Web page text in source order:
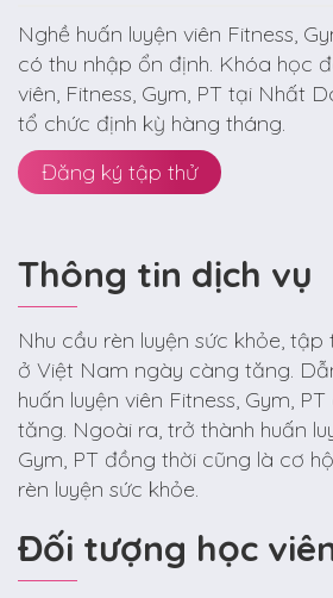
Nghề huấn luyện viên Fitness,
có thu nhập ổn định. Khóa học
viên, Fitness, Gym, PT tại Nhất
tổ chức định kỳ hàng tháng.
Đăng ký tập thử
Thông tin dịch vụ
Nhu cầu rèn luyện sức khỏe, tập
ở Việt Nam ngày càng tăng.
huấn luyện viên Fitness, Gym,
tăng. Ngoài ra, trở thành huấn
Gym, PT đồng thời cũng là cơ
rèn luyện sức khỏe.
Đối tượng học